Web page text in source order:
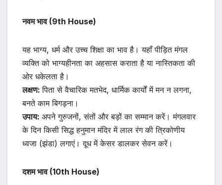
नवम भाव (9th House)
यह भाग्य, धर्म और उच्च शिक्षा का भाव है। यहाँ पीड़ित मंगल
व्यक्ति को भाग्यहीनता का अहसास कराता है या नास्तिकता की
ओर धकेलता है।
लक्षण:पिता से वैचारिक मतभेद, धार्मिक कार्यों में मन न लगना,
बनते काम बिगड़ना।
उपाय: अपने गुरुजनों, संतों और बड़ों का सम्मान करें। मंगलवार
के दिन किसी सिद्ध हनुमान मंदिर में लाल रंग की त्रिकोणीय
ध्वजा (झंडा) लगाएं। दूध में केसर डालकर सेवन करें।
दशम भाव (10th House)